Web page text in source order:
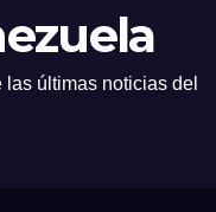
últimas noticias del